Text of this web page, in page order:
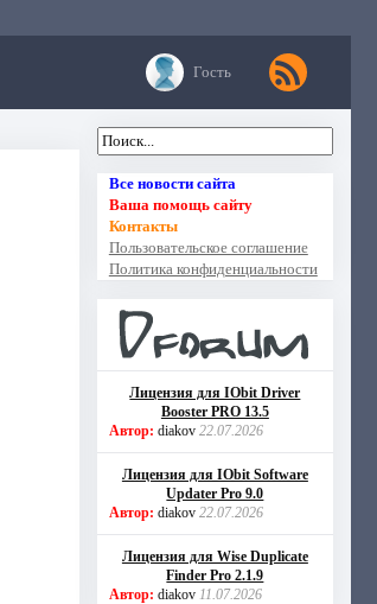
Гость
Все новости сайта
Ваша помощь сайту
Контакты
Пользовательское соглашение
Политика конфиденциальности
Лицензия для IObit Driver
Booster PRO 13.5
Автор: diakov 22.07.2026
Лицензия для IObit Software
Updater Pro 9.0
Автор: diakov 22.07.2026
Лицензия для Wise Duplicate
Finder Pro 2.1.9
Автор: diakov 11.07.2026